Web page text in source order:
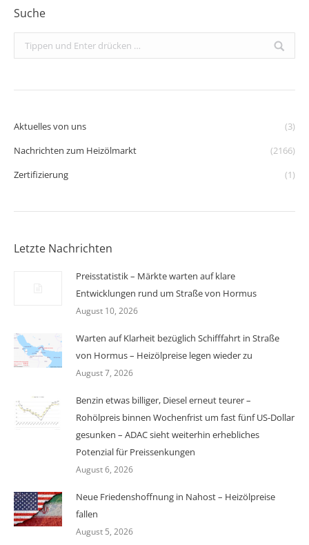
Suche
Search:
Aktuelles von uns
(3)
Nachrichten zum Heizölmarkt
(2166)
Zertifizierung
(1)
Letzte Nachrichten
Preisstatistik – Märkte warten auf klare
Entwicklungen rund um Straße von Hormus
August 10, 2026
Warten auf Klarheit bezüglich Schifffahrt in Straße
von Hormus – Heizölpreise legen wieder zu
August 7, 2026
Benzin etwas billiger, Diesel erneut teurer –
Rohölpreis binnen Wochenfrist um fast fünf US-Dollar
gesunken – ADAC sieht weiterhin erhebliches
Potenzial für Preissenkungen
August 6, 2026
Neue Friedenshoffnung in Nahost – Heizölpreise
fallen
August 5, 2026